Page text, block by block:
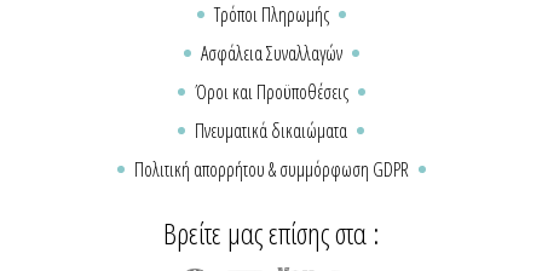
Τρόποι Πληρωμής
Ασφάλεια Συναλλαγών
Όροι και Προϋποθέσεις
Πνευματικά δικαιώματα
Πολιτική απορρήτου & συμμόρφωση GDPR
Βρείτε μας επίσης στα :